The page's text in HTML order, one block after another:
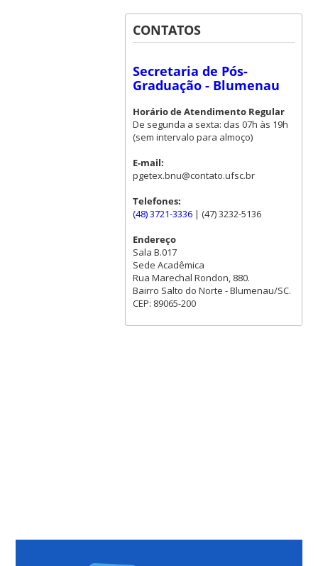
CONTATOS
Secretaria de Pós-
Graduação - Blumenau
Horário de Atendimento Regular
De segunda a sexta: das 07h às 19h
(sem intervalo para almoço)
E-mail:
pgetex.bnu@contato.ufsc.br
Telefones:
(48) 3721-3336| (47) 3232-5136
Endereço
Sala B.017
Sede Acadêmica
Rua Marechal Rondon, 880.
Bairro Salto do Norte - Blumenau/SC.
CEP: 89065-200